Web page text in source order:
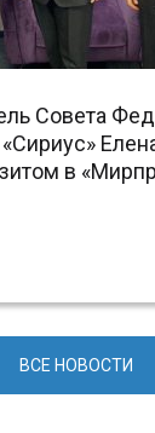
Совета
«Сириус»
в
ВСЕ НОВОСТИ